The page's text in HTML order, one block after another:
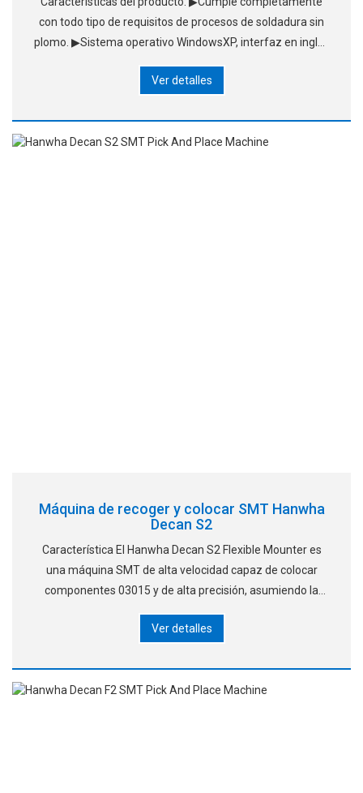
con todo tipo de requisitos de procesos de soldadura sin
plomo. ▶Sistema operativo WindowsXP, interfaz en inglés
estándar, sistema de aire caliente patentado, usi
Ver detalles
Máquina de recoger y colocar SMT Hanwha
Decan S2
Característica El Hanwha Decan S2 Flexible Mounter es
una máquina SMT de alta velocidad capaz de colocar
componentes 03015 y de alta precisión, asumiendo la
actual. Optimo Placemen
Ver detalles